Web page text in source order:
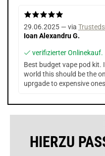
29.06.2025 — via
Ioan Alexandru G.
verifizierter Onlinekauf.
Best budget vape pod kit.
world this should be the
uprgade to expensive
HIERZU